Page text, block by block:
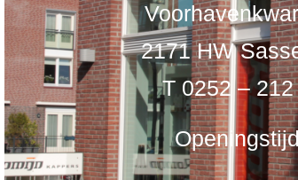
2171 HW
T 0252 –